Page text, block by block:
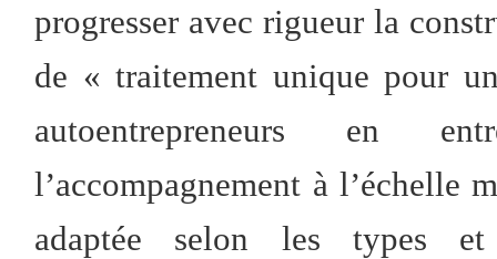
progresser avec rigueur la
de « traitement unique pour
autoentrepreneurs en
l’accompagnement à
adaptée selon les types et